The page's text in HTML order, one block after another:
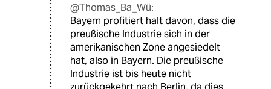
@Thomas_Ba_Wü:
Bayern profitiert halt davon, dass die
preußische Industrie sich in der
amerikanischen Zone angesiedelt
hat, also in Bayern. Die preußische
Industrie ist bis heute nicht